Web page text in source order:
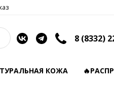
8 (8332)
КОЖА